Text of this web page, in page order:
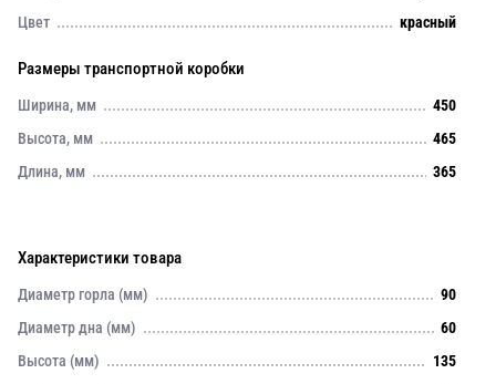
Цвет
красный
Размеры транспортной коробки
Ширина, мм
450
Высота, мм
465
Длина, мм
365
Характеристики товара
Диаметр горла (мм)
90
Диаметр дна (мм)
60
Высота (мм)
135